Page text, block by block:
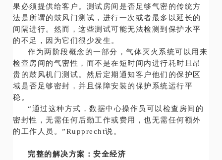
果必须提供给客户。测试房间是否足够气密的传统方
法是所谓的鼓风门测试，进行一次或者最多以延长的
间隔进行。然而，这些测试可能无法检测到保护水平
的不足，因为它们很少发生。
作为两阶段概念的一部分，气体灭火系统可以用来
检查房间的气密性，而不是在短时间内进行耗时且昂
贵的鼓风机门测试。然后定期通知客户他们的保护区
域是否足够密封，并且保障安装的保护系统运行平
稳。
“通过这种方式，数据中心操作员可以检查房间的
密封性，无需任何后勤工作或费用，也无需任何额外
的工作人员。”Rupprecht说。
完整的解决方案：安全经济